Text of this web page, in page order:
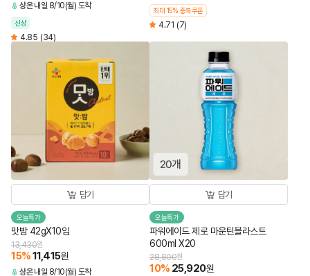
상온 내일 8/10(월) 도착
신상
4.85 (34)
최대 15% 중복쿠폰
4.71 (7)
담기
오늘특가
맛밤 42gX10입
13,430원
15%11,415원
상온 내일 8/10(월) 도착
담기
오늘특가
파워에이드 제로 마운틴블라스트
600ml X20
28,800원
10% 25,920원